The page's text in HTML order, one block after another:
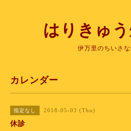
はりきゅ
伊万里のちいさ
カレンダー
指定なし 2018-05-03 (Thu)
休診